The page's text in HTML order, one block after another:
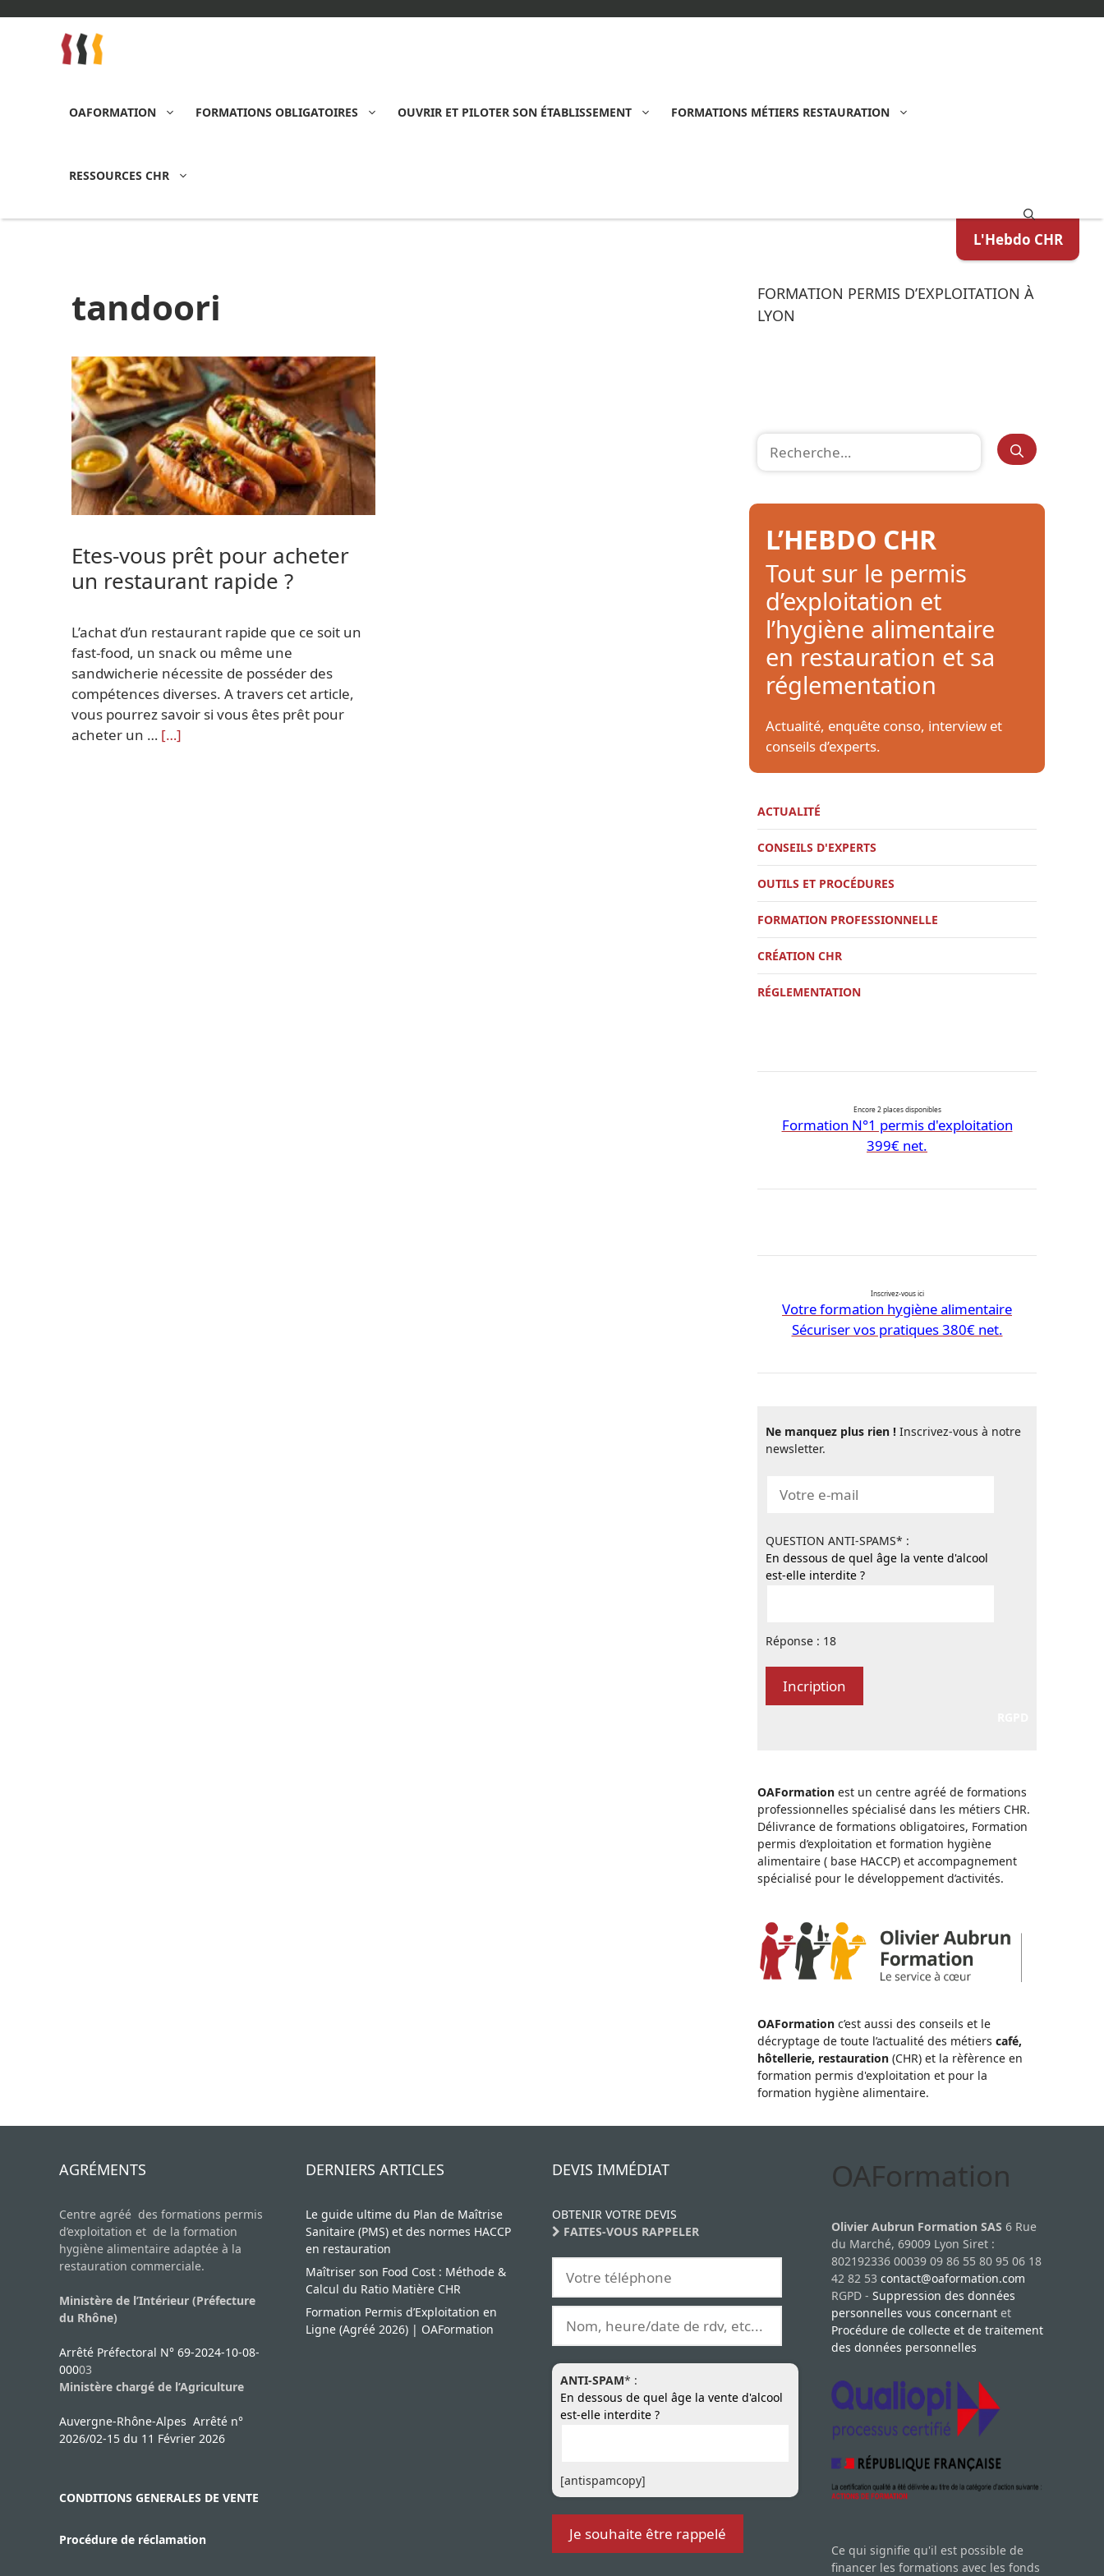
OAFORMATION FORMATIONS OBLIGATOIRES OUVRIR ET PILOTER SON ÉTABLISSEMENT FORMATIONS MÉTIERS RESTAURATION
RESSOURCES CHR
L'Hebdo CHR
tandoori
Etes-vous prêt pour acheter
un restaurant rapide ?
L’achat d’un restaurant rapide que ce soit un
fast-food, un snack ou même une
sandwicherie nécessite de posséder des
compétences diverses. A travers cet article,
vous pourrez savoir si vous êtes prêt pour
acheter un … […]
FORMATION PERMIS D’EXPLOITATION À
LYON
L’HEBDO CHR
Tout sur le permis
d’exploitation et
l’hygiène alimentaire
en restauration et sa
réglementation
Actualité, enquête conso, interview et
conseils d’experts.
ACTUALITÉ
CONSEILS D'EXPERTS
OUTILS ET PROCÉDURES
FORMATION PROFESSIONNELLE
CRÉATION CHR
RÉGLEMENTATION
Encore 2 places disponibles
Formation N°1 permis d'exploitation
399€ net.
Inscrivez-vous ici
Votre formation hygiène alimentaire
Sécuriser vos pratiques 380€ net.
Ne manquez plus rien ! Inscrivez-vous à notre
newsletter.
QUESTION ANTI-SPAMS* :
En dessous de quel âge la vente d'alcool
est-elle interdite ?
Réponse : 18
OAFormation est un centre agréé de formations
professionnelles spécialisé dans les métiers CHR.
Délivrance de formations obligatoires, Formation
permis d’exploitation et formation hygiène
alimentaire ( base HACCP) et accompagnement
spécialisé pour le développement d’activités.
OAFormation c’est aussi des conseils et le
décryptage de toute l’actualité des métiers café,
hôtellerie, restauration (CHR) et la rèfèrence en
formation permis d'exploitation et pour la
formation hygiène alimentaire.
AGRÉMENTS
Centre agréé des formations permis
d’exploitation et de la formation
hygiène alimentaire adaptée à la
restauration commerciale.
Ministère de l’Intérieur (Préfecture
du Rhône)
Arrêté Préfectoral N° 69-2024-10-08-
00003
Ministère chargé de l’Agriculture
Auvergne-Rhône-Alpes Arrêté n°
2026/02-15 du 11 Février 2026
CONDITIONS GENERALES DE VENTE
Procédure de réclamation
DERNIERS ARTICLES
Le guide ultime du Plan de Maîtrise
Sanitaire (PMS) et des normes HACCP
en restauration
Maîtriser son Food Cost : Méthode &
Calcul du Ratio Matière CHR
Formation Permis d’Exploitation en
Ligne (Agréé 2026) | OAFormation
DEVIS IMMÉDIAT
OBTENIR VOTRE DEVIS
FAITES-VOUS RAPPELER
ANTI-SPAM* :
En dessous de quel âge la vente d'alcool
est-elle interdite ?
[antispamcopy]
OAFormation
Olivier Aubrun Formation SAS 6 Rue
du Marché, 69009 Lyon Siret :
802192336 00039 09 86 55 80 95 06 18
42 82 53 contact@oaformation.com
RGPD - Suppression des données
personnelles vous concernant et
Procédure de collecte et de traitement
des données personnelles
Ce qui signifie qu'il est possible de
financer les formations avec les fonds